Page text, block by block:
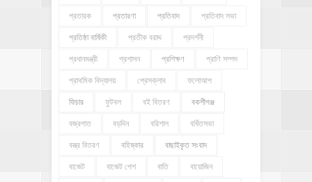
প্রতারক প্রতারণা প্রতিবাদ প্রতিবাদ সভা
প্রতিষ্ঠা বার্ষিকী প্রতীক বরাদ্দ প্রদর্শনী
প্রধানমন্ত্রী প্রশাসন প্রশিক্ষণ প্রাণি সম্পদ
প্রাথমিক বিদ্যালয় প্রেসক্লাব ফলোআপ
ফিচার ফুটবল বই বিতরণ বকশীগঞ্জ
বজ্রপাত বড়দিন বরিশাল বর্ধিতসভা
বস্ত্র বিতরণ বহিষ্কার বাছাইকৃত সংবাদ
বাজেট বাজেট পেশ বাতি বায়োজিন